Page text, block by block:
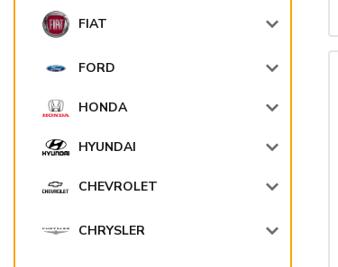
FIAT
FORD
HONDA
HYUNDAI
CHEVROLET
CHRYSLER